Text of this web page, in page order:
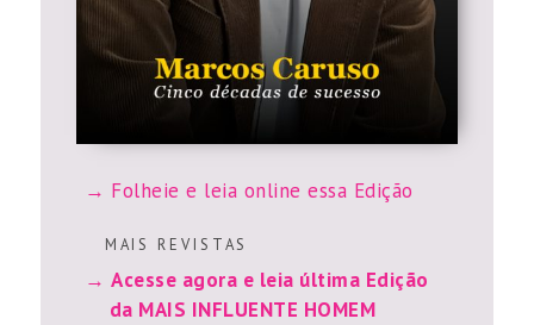
Folheie e leia online essa Edição
M A I S R E V I S T A S
Acesse agora e leia última Edição
da MAIS INFLUENTE HOMEM